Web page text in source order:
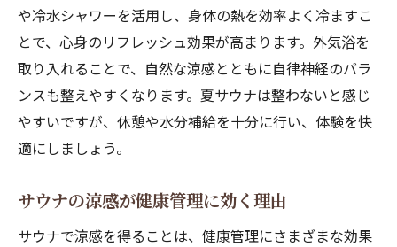
や冷水シャワーを活用し、身体の熱を効率よく冷ますこ
とで、心身のリフレッシュ効果が高まります。外気浴を
取り入れることで、自然な涼感とともに自律神経のバラ
ンスも整えやすくなります。夏サウナは整わないと感じ
やすいですが、休憩や水分補給を十分に行い、体験を快
適にしましょう。
サウナの涼感が健康管理に効く理由
サウナで涼感を得ることは、健康管理にさまざまな効果